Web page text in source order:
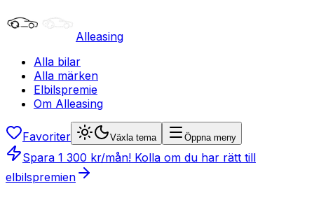
Alleasing
Alla bilar
Alla märken
Elbilspremie
Om Alleasing
Favoriter Växla tema Öppna meny
Spara 1 300 kr/mån! Kolla om du har rätt till
elbilspremien